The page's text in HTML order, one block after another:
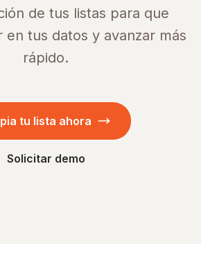
de tus listas para que
en tus datos y avanzar más
rápido.
tu lista ahora
Solicitar demo